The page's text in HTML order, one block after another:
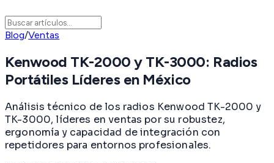
Blog/Ventas
Kenwood TK-2000 y TK-3000: Radios
Portátiles Líderes en México
Análisis técnico de los radios Kenwood TK-2000 y
TK-3000, líderes en ventas por su robustez,
ergonomía y capacidad de integración con
repetidores para entornos profesionales.